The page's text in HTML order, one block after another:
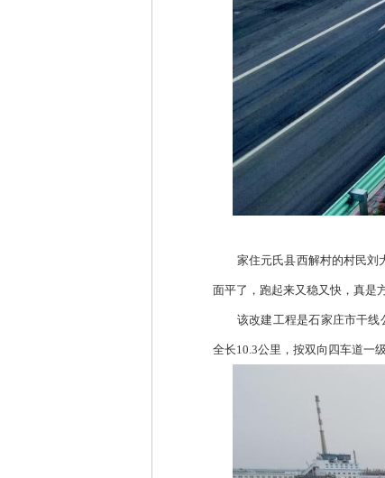
家住元氏县西解村的村民刘
面平了，跑起来又稳又快，真是
该改建工程是石家庄市干线
全长10.3公里，按双向四车道一